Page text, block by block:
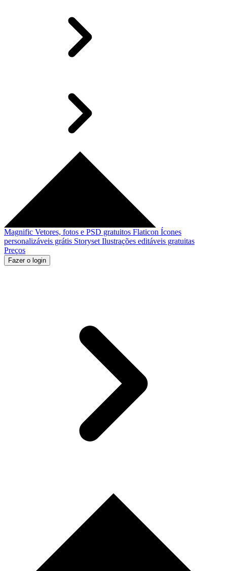
Magnific Vetores, fotos e PSD gratuitos Flaticon Ícones
personalizáveis grátis Storyset Ilustrações editáveis gratuitas
Preços
Fazer o login